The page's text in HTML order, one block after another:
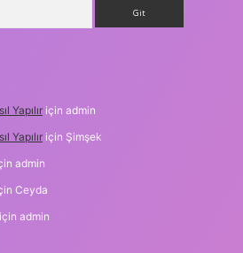
Yapılır için admin
Yapılır için Şimşek
admin
Ceyda
için admin